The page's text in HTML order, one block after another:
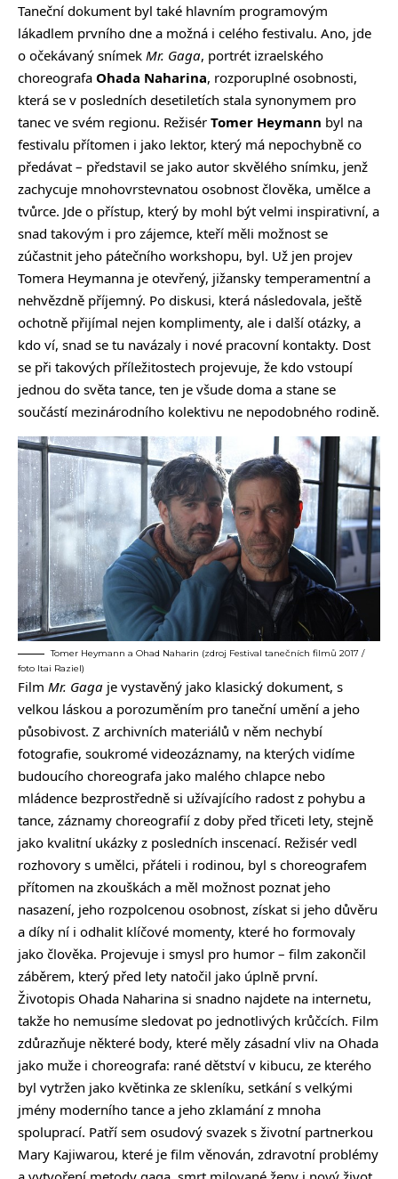
Taneční dokument byl také hlavním programovým
lákadlem prvního dne a možná i celého festivalu. Ano, jde
o očekávaný snímek Mr. Gaga, portrét izraelského
choreografa Ohada Naharina, rozporuplné osobnosti,
která se v posledních desetiletích stala synonymem pro
tanec ve svém regionu. Režisér Tomer Heymann byl na
festivalu přítomen i jako lektor, který má nepochybně co
předávat – představil se jako autor skvělého snímku, jenž
zachycuje mnohovrstevnatou osobnost člověka, umělce a
tvůrce. Jde o přístup, který by mohl být velmi inspirativní, a
snad takovým i pro zájemce, kteří měli možnost se
zúčastnit jeho pátečního workshopu, byl. Už jen projev
Tomera Heymanna je otevřený, jižansky temperamentní a
nehvězdně příjemný. Po diskusi, která následovala, ještě
ochotně přijímal nejen komplimenty, ale i další otázky, a
kdo ví, snad se tu navázaly i nové pracovní kontakty. Dost
se při takových příležitostech projevuje, že kdo vstoupí
jednou do světa tance, ten je všude doma a stane se
součástí mezinárodního kolektivu ne nepodobného rodině.
Tomer Heymann a Ohad Naharin (zdroj Festival tanečních filmů 2017 /
foto Itai Raziel)
Film Mr. Gaga je vystavěný jako klasický dokument, s
velkou láskou a porozuměním pro taneční umění a jeho
působivost. Z archivních materiálů v něm nechybí
fotografie, soukromé videozáznamy, na kterých vidíme
budoucího choreografa jako malého chlapce nebo
mládence bezprostředně si užívajícího radost z pohybu a
tance, záznamy choreografií z doby před třiceti lety, stejně
jako kvalitní ukázky z posledních inscenací. Režisér vedl
rozhovory s umělci, přáteli i rodinou, byl s choreografem
přítomen na zkouškách a měl možnost poznat jeho
nasazení, jeho rozpolcenou osobnost, získat si jeho důvěru
a díky ní i odhalit klíčové momenty, které ho formovaly
jako člověka. Projevuje i smysl pro humor – film zakončil
záběrem, který před lety natočil jako úplně první.
Životopis Ohada Naharina si snadno najdete na internetu,
takže ho nemusíme sledovat po jednotlivých krůčcích. Film
zdůrazňuje některé body, které měly zásadní vliv na Ohada
jako muže i choreografa: rané dětství v kibucu, ze kterého
byl vytržen jako květinka ze skleníku, setkání s velkými
jmény moderního tance a jeho zklamání z mnoha
spoluprací. Patří sem osudový svazek s životní partnerkou
Mary Kajiwarou, které je film věnován, zdravotní problémy